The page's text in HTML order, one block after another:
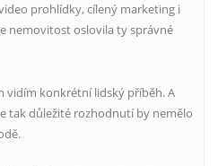
prohlídky, cílený marketing i
nemovitost oslovila ty správné
vidím konkrétní lidský příběh. A
tak důležité rozhodnutí by nemělo